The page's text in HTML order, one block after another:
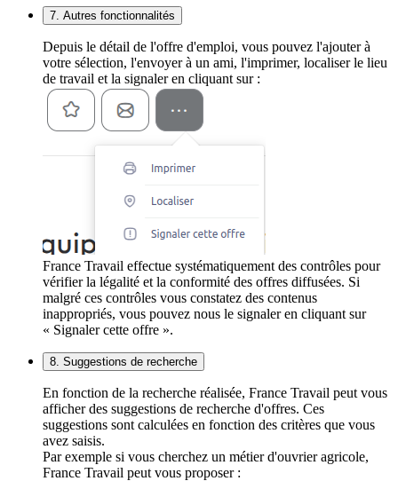
7. Autres fonctionnalités
Depuis le détail de l'offre d'emploi, vous pouvez l'ajouter à
votre sélection, l'envoyer à un ami, l'imprimer, localiser le lieu
de travail et la signaler en cliquant sur :
France Travail effectue systématiquement des contrôles pour
vérifier la légalité et la conformité des offres diffusées. Si
malgré ces contrôles vous constatez des contenus
inappropriés, vous pouvez nous le signaler en cliquant sur
« Signaler cette offre ».
8. Suggestions de recherche
En fonction de la recherche réalisée, France Travail peut vous
afficher des suggestions de recherche d'offres. Ces
suggestions sont calculées en fonction des critères que vous
avez saisis.
Par exemple si vous cherchez un métier d'ouvrier agricole,
France Travail peut vous proposer :